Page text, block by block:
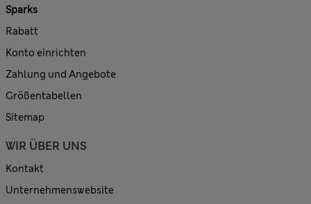
Sparks
Rabatt
Konto einrichten
Zahlung und Angebote
Größentabellen
Sitemap
WIR ÜBER UNS
Kontakt
Unternehmenswebsite